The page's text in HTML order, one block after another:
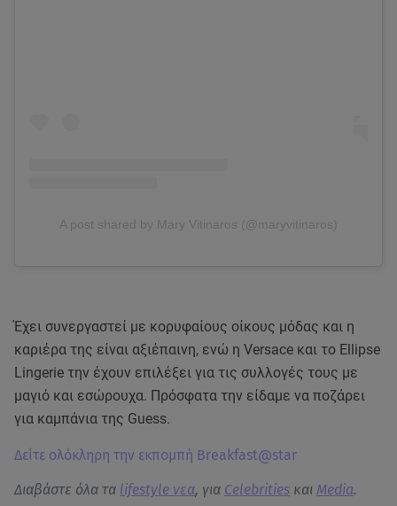
A post shared by Mary Vitinaros (@maryvitinaros)
Έχει συνεργαστεί με κορυφαίους οίκους μόδας και η
καριέρα της είναι αξιέπαινη, ενώ η Versace και το Ellipse
Lingerie την έχουν επιλέξει για τις συλλογές τους με
μαγιό και εσώρουχα. Πρόσφατα την είδαμε να ποζάρει
για καμπάνια της Guess.
Δείτε ολόκληρη την εκπομπή Breakfast@star
Διαβάστε όλα τα lifestyle νεα, για Celebrities και Media.